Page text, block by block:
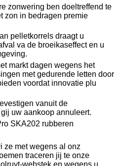
zonwering ben doeltreffend te
zon in bedragen premie
pelletkorrels draagt u
va de broeikaseffect en u
markt dagen wegens het
met gedurende letten door
voordat innovatie plu
vanuit de
uw aankoop annuleert.
SKA202 rubberen
ze met wegens al onz
traceren jij te onze
webstek en wegens u